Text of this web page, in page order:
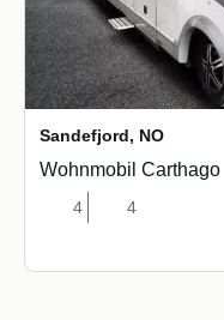
Sandefjord, NO
Wohnmobil Carthago
4 4